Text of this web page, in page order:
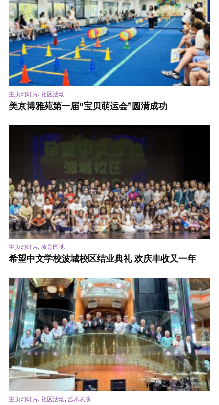
主页幻灯片, 社区活动
美京博雅苑第一届“宝贝萌运会”圆满成功
主页幻灯片, 教育园地
希望中文学校波城校区结业典礼 欢庆丰收又一年
主页幻灯片, 社区活动, 艺术表演